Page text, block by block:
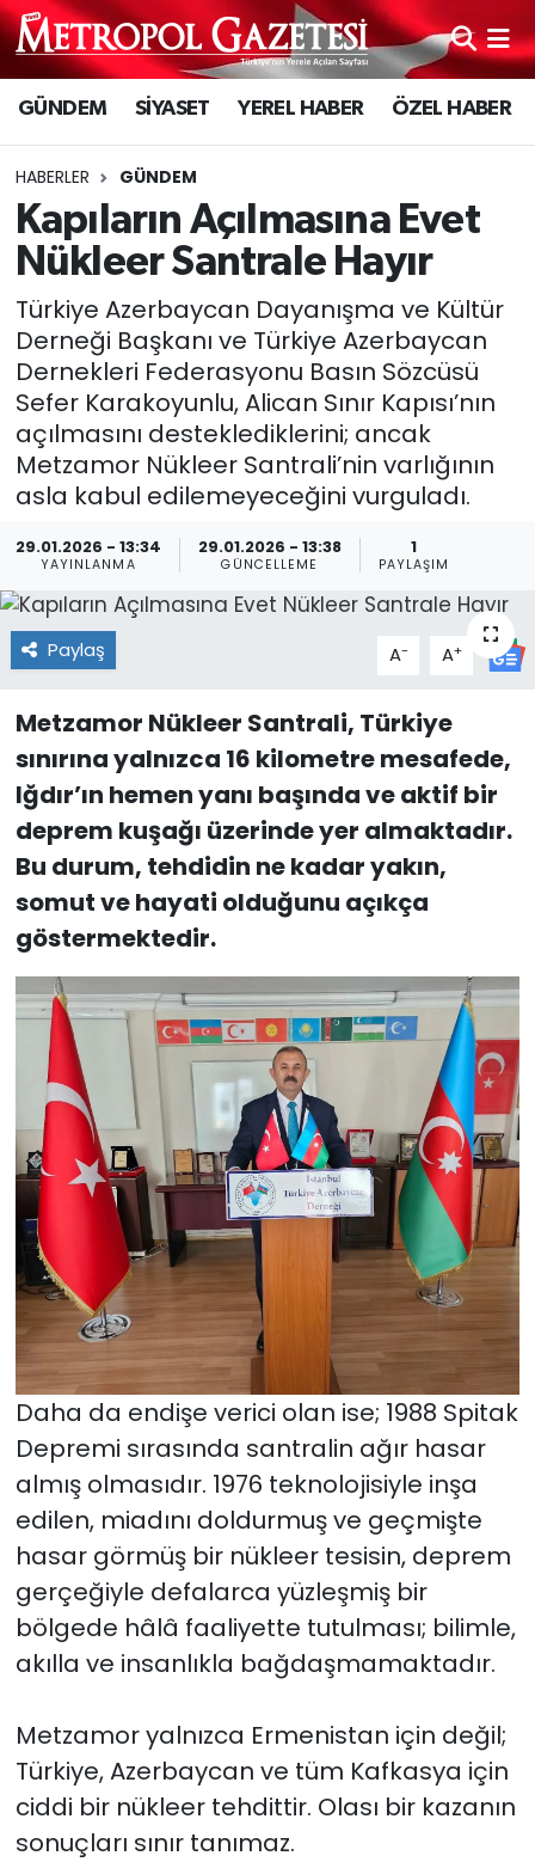
GÜNDEM SİYASET YEREL HABER ÖZEL HABER
HABERLER GÜNDEM
Kapıların Açılmasına Evet
Nükleer Santrale Hayır
Türkiye Azerbaycan Dayanışma ve Kültür
Derneği Başkanı ve Türkiye Azerbaycan
Dernekleri Federasyonu Basın Sözcüsü
Sefer Karakoyunlu, Alican Sınır Kapısı’nın
açılmasını desteklediklerini; ancak
Metzamor Nükleer Santrali’nin varlığının
asla kabul edilemeyeceğini vurguladı.
29.01.2026 - 13:34
YAYINLANMA
29.01.2026 - 13:38
GÜNCELLEME
1
PAYLAŞIM
Paylaş A- A+
Metzamor Nükleer Santrali, Türkiye
sınırına yalnızca 16 kilometre mesafede,
Iğdır’ın hemen yanı başında ve aktif bir
deprem kuşağı üzerinde yer almaktadır.
Bu durum, tehdidin ne kadar yakın,
somut ve hayati olduğunu açıkça
göstermektedir.
Daha da endişe verici olan ise; 1988 Spitak
Depremi sırasında santralin ağır hasar
almış olmasıdır. 1976 teknolojisiyle inşa
edilen, miadını doldurmuş ve geçmişte
hasar görmüş bir nükleer tesisin, deprem
gerçeğiyle defalarca yüzleşmiş bir
bölgede hâlâ faaliyette tutulması; bilimle,
akılla ve insanlıkla bağdaşmamaktadır.
Metzamor yalnızca Ermenistan için değil;
Türkiye, Azerbaycan ve tüm Kafkasya için
ciddi bir nükleer tehdittir. Olası bir kazanın
sonuçları sınır tanımaz.
Hava Durumu
Trafik Durumu
Süper Lig Puan Durumu ve Fikstür
Tüm Manşetler
Son Dakika Haberleri
Haber Arşivi